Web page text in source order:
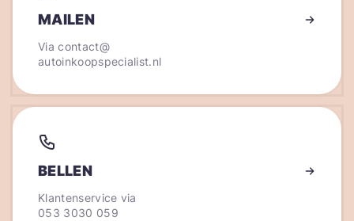
MAILEN
Viacontact@
autoinkoopspecialist.nl
BELLEN
Klantenservice via
053 3030 059